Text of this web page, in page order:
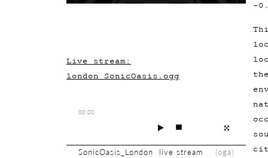
Live stream:
london_SonicOasis.ogg
00:00
(oga)
SonicOasis_London live stream
-